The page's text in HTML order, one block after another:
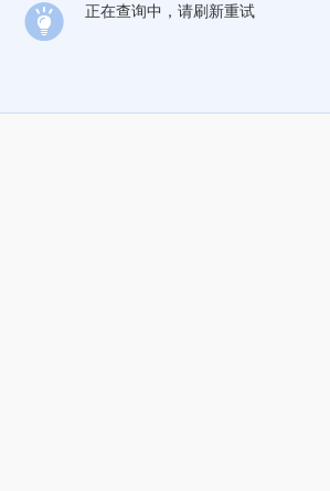
正在查询中，请刷新重试